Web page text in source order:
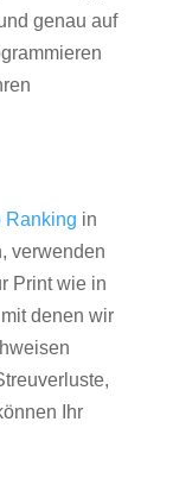
genau auf
Ranking in
verwenden
Print wie in
denen wir
Ihr